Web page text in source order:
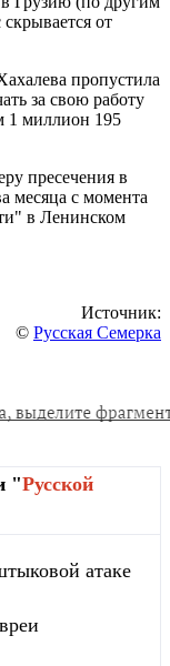
от
пропустила
за свою работу
1 миллион 195
пресечения в
месяца с момента
в Ленинском
Источник:
© Русская Семерка
"Русской
атаке